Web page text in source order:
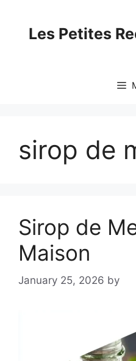
contentLes Petites
sirop de
Sirop de
Maison
January 25, 2026 by